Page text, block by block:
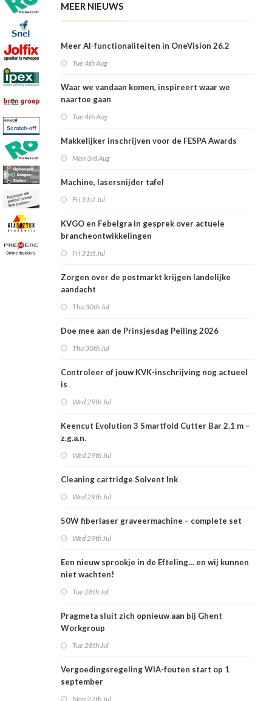
MEER NIEUWS
Meer AI-functionaliteiten in OneVision 26.2
Tue 4th Aug
Waar we vandaan komen, inspireert waar we
naartoe gaan
Tue 4th Aug
Makkelijker inschrijven voor de FESPA Awards
Mon 3rd Aug
Machine, lasersnijder tafel
Fri 31st Jul
KVGO en Febelgra in gesprek over actuele
brancheontwikkelingen
Fri 31st Jul
Zorgen over de postmarkt krijgen landelijke
aandacht
Thu 30th Jul
Doe mee aan de Prinsjesdag Peiling 2026
Thu 30th Jul
Controleer of jouw KVK-inschrijving nog actueel
is
Wed 29th Jul
Keencut Evolution 3 Smartfold Cutter Bar 2.1 m –
z.g.a.n.
Wed 29th Jul
Cleaning cartridge Solvent Ink
Wed 29th Jul
50W fiberlaser graveermachine – complete set
Wed 29th Jul
Een nieuw sprookje in de Efteling… en wij kunnen
niet wachten!
Tue 28th Jul
Pragmeta sluit zich opnieuw aan bij Ghent
Workgroup
Tue 28th Jul
Vergoedingsregeling WIA-fouten start op 1
september
Mon 27th Jul